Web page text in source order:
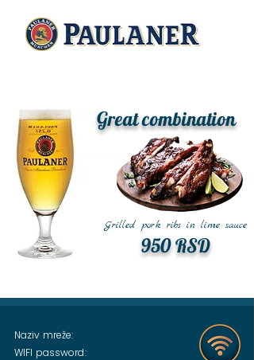
Great combination
950 RSD
Grilled pork ribs in lime sauce
Naziv mreže:
WIFI password: